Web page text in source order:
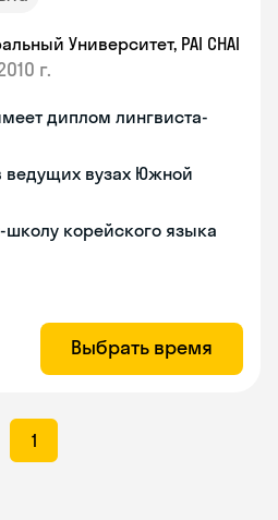
Университет, PAI CHAI
г.
диплом лингвиста-
ведущих вузах Южной
школу корейского языка
Выбрать время
1